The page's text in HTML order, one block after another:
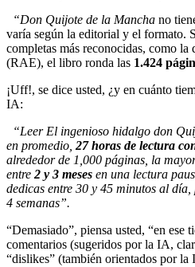
“Don Quijote de la Mancha no
varía según la editorial y el formato.
completas más reconocidas, como la
(RAE), el libro ronda las 1.424
¡Uff!, se dice usted, ¿y en cuánto
IA:
“Leer El ingenioso hidalgo don
en promedio, 27 horas de lectura
alrededor de 1,000 páginas, la
entre 2 y 3 meses en una lectura
dedicas entre 30 y 45 minutos al
4 semanas”.
“Demasiado”, piensa usted, “en ese
comentarios (sugeridos por la IA,
“dislikes” (también orientados por